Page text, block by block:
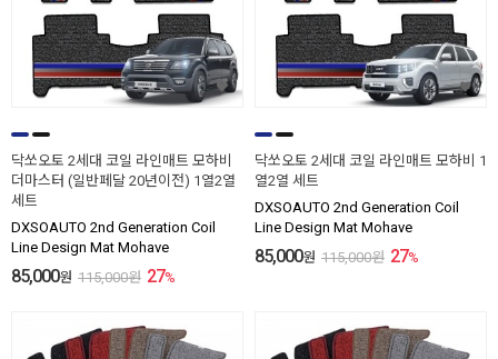
닥쏘오토 2세대 코일 라인매트 모하비
더마스터 (일반페달 20년이전) 1열2열
세트
DXSOAUTO 2nd Generation Coil
Line Design Mat Mohave
85,000원 115,000원 27%
닥쏘오토 2세대 코일 라인매트 모하비 1
열2열 세트
DXSOAUTO 2nd Generation Coil
Line Design Mat Mohave
85,000원 115,000원 27%